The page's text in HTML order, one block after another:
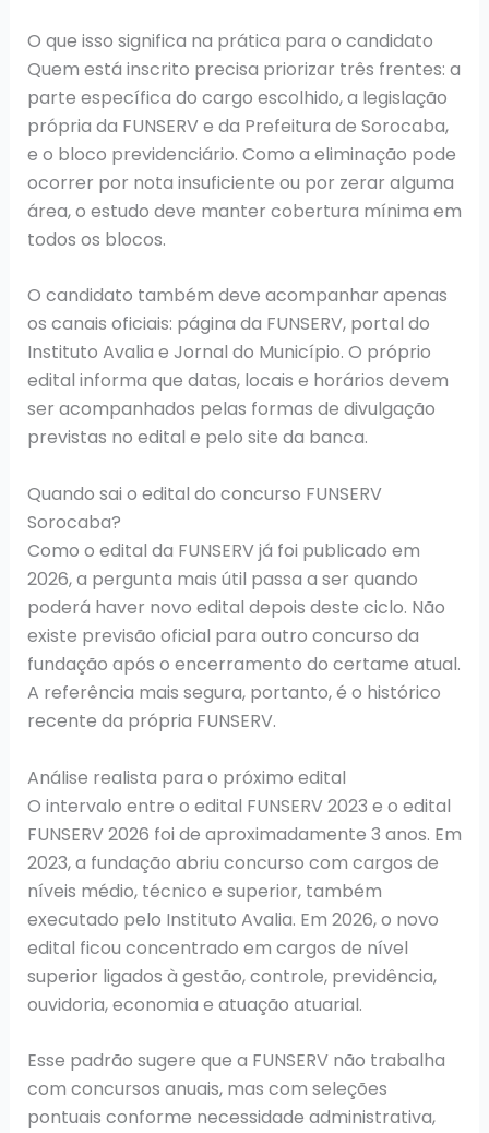
O que isso significa na prática para o candidato
Quem está inscrito precisa priorizar três frentes: a
parte específica do cargo escolhido, a legislação
própria da FUNSERV e da Prefeitura de Sorocaba,
e o bloco previdenciário. Como a eliminação pode
ocorrer por nota insuficiente ou por zerar alguma
área, o estudo deve manter cobertura mínima em
todos os blocos.
O candidato também deve acompanhar apenas
os canais oficiais: página da FUNSERV, portal do
Instituto Avalia e Jornal do Município. O próprio
edital informa que datas, locais e horários devem
ser acompanhados pelas formas de divulgação
previstas no edital e pelo site da banca.
Quando sai o edital do concurso FUNSERV
Sorocaba?
Como o edital da FUNSERV já foi publicado em
2026, a pergunta mais útil passa a ser quando
poderá haver novo edital depois deste ciclo. Não
existe previsão oficial para outro concurso da
fundação após o encerramento do certame atual.
A referência mais segura, portanto, é o histórico
recente da própria FUNSERV.
Análise realista para o próximo edital
O intervalo entre o edital FUNSERV 2023 e o edital
FUNSERV 2026 foi de aproximadamente 3 anos. Em
2023, a fundação abriu concurso com cargos de
níveis médio, técnico e superior, também
executado pelo Instituto Avalia. Em 2026, o novo
edital ficou concentrado em cargos de nível
superior ligados à gestão, controle, previdência,
ouvidoria, economia e atuação atuarial.
Esse padrão sugere que a FUNSERV não trabalha
com concursos anuais, mas com seleções
pontuais conforme necessidade administrativa,